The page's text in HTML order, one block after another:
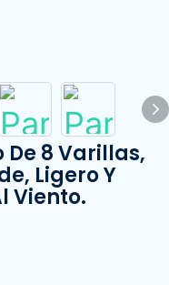
8 Varillas,
Ligero Y
Viento.